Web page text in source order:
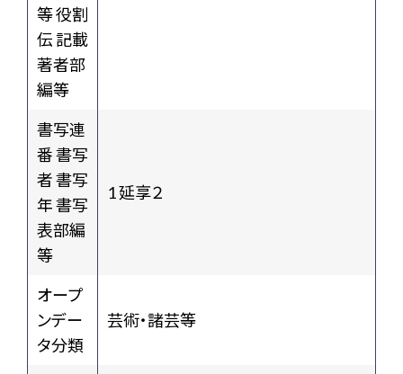
等 役割
伝 記載
著者部
編等
書写連
番 書写
者 書写
年 書写
表部編
等
1 延享２
オープ
ンデー
タ分類
芸術・諸芸等